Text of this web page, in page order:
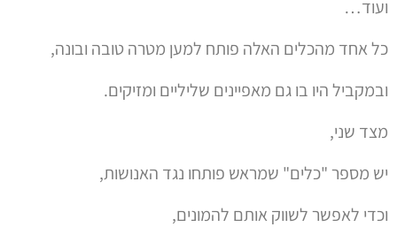
ועוד…
כל אחד מהכלים האלה פותח למען מטרה טובה ובונה,
ובמקביל היו בו גם מאפיינים שליליים ומזיקים.
מצד שני,
יש מספר "כלים" שמראש פותחו נגד האנושות,
וכדי לאפשר לשווק אותם להמונים,